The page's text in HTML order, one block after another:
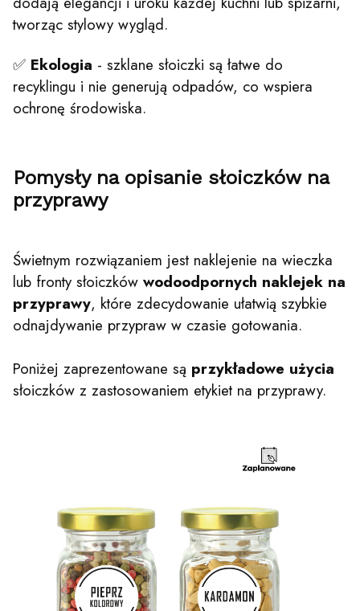
tworząc stylowy wygląd.
✅ Ekologia - szklane słoiczki są łatwe do
recyklingu i nie generują odpadów, co wspiera
ochronę środowiska.
Pomysły na opisanie słoiczków na
przyprawy
Świetnym rozwiązaniem jest naklejenie na wieczka
lub fronty słoiczków wodoodpornych naklejek na
przyprawy, które zdecydowanie ułatwią szybkie
odnajdywanie przypraw w czasie gotowania.
Poniżej zaprezentowane są przykładowe użycia
słoiczków z zastosowaniem etykiet na przyprawy.